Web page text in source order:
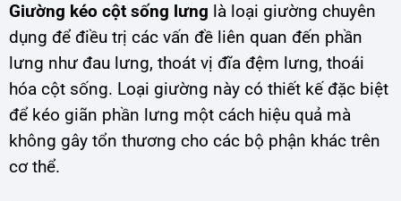
Giường kéo cột sống lưng là loại giường chuyên
dụng để điều trị các vấn đề liên quan đến phần
lưng như đau lưng, thoát vị đĩa đệm lưng, thoái
hóa cột sống. Loại giường này có thiết kế đặc biệt
để kéo giãn phần lưng một cách hiệu quả mà
không gây tổn thương cho các bộ phận khác trên
cơ thể.